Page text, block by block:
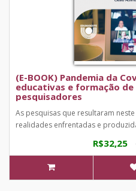
(E-BOOK) Pandemia da
educativas e formação
pesquisadores
As pesquisas que resultaram
realidades enfrentadas e
R$32,25